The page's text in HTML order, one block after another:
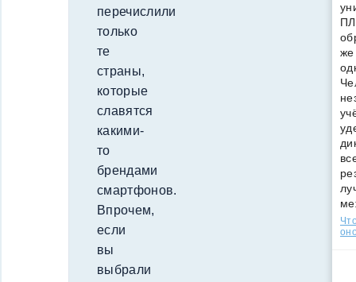
перечислили
только
те
страны,
которые
славятся
какими-
то
брендами
смартфонов.
Впрочем,
если
вы
выбрали
же